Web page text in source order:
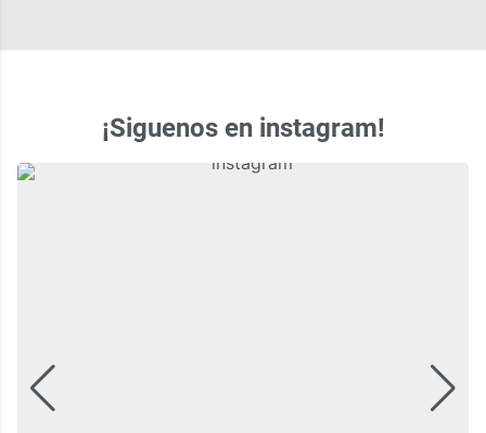
¡Siguenos en instagram!